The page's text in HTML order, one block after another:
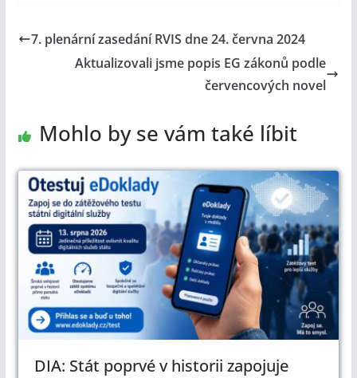
7. plenární zasedání RVIS dne 24. června 2024
Aktualizovali jsme popis EG zákonů podle
červencových novel
Mohlo by se vám také líbit
DIA: Stát poprvé v historii zapojuje